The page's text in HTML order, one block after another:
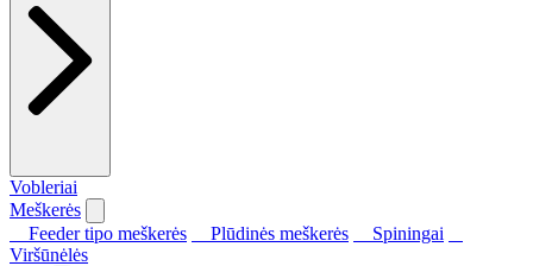
Vobleriai
Meškerės
Feeder tipo meškerės
Plūdinės meškerės
Spiningai
Viršūnėlės